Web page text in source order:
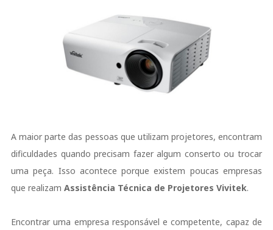
A maior parte das pessoas que utilizam projetores, encontram
dificuldades quando precisam fazer algum conserto ou trocar
uma peça. Isso acontece porque existem poucas empresas
que realizam Assistência Técnica de Projetores Vivitek.
Encontrar uma empresa responsável e competente, capaz de